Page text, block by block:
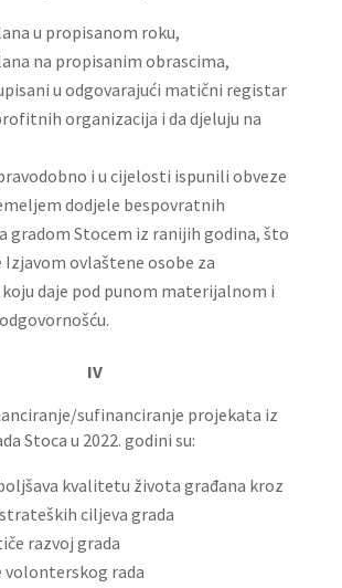
u propisanom roku,
na propisanim obrascima,
u odgovarajući matični registar
organizacija i da djeluju na
i u cijelosti ispunili obveze
dodjele bespovratnih
gradom Stocem iz ranijih godina, što
Izjavom ovlaštene osobe za
daje pod punom materijalnom i
IV
sufinanciranje projekata iz
Stoca u 2022. godini su:
kvalitetu života građana kroz
ciljeva grada
razvoj grada
volonterskog rada